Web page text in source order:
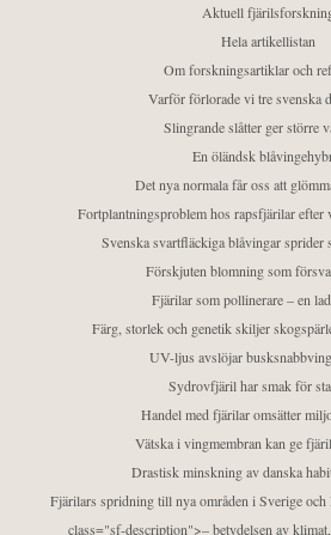
Aktuell
Hela artikellistan
Om forskningsartiklar och
Varför förlorade vi tre svenska
Slingrande slåtter ger större
En öländsk
Det nya normala får oss att
Fortplantningsproblem hos rapsfjärilar efter
Svenska svartfläckiga blåvingar sprider
Förskjuten blomning som
Fjärilar som pollinerare – en
Färg, storlek och genetik skiljer
UV-ljus avslöjar
Sydrovfjäril har smak för
Handel med fjärilar omsätter
Vätska i vingmembran kan ge
Drastisk minskning av danska
Fjärilars spridning till nya områden i Sverige och
class="sf-description">– betydelsen av